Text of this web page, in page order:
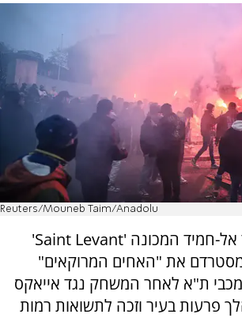
Reuters/Mouneb Taim/Anadolu
הראפר מרואן עבד אל-חמיד המכונה 'Saint Levant'
את "האחים המרוקאים"
ת"א לאחר המשחק נגד אייאקס
פרעות בעיר וזכה לתשואות רמות